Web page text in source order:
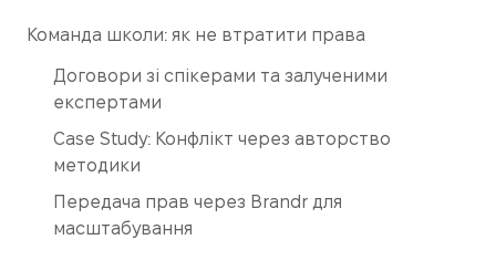
Команда школи: як не втратити права
Договори зі спікерами та залученими
експертами
Case Study: Конфлікт через авторство
методики
Передача прав через Brandr для
масштабування